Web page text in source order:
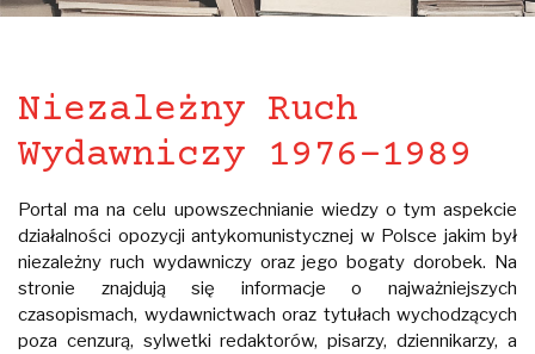
Niezależny Ruch
Wydawniczy 1976-1989
Portal ma na celu upowszechnianie wiedzy o tym aspekcie
działalności opozycji antykomunistycznej w Polsce jakim był
niezależny ruch wydawniczy oraz jego bogaty dorobek. Na
stronie znajdują się informacje o najważniejszych
czasopismach, wydawnictwach oraz tytułach wychodzących
poza cenzurą, sylwetki redaktorów, pisarzy, dziennikarzy, a